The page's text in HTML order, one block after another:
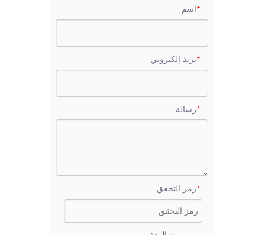
*اسم
*بريد إلكتروني
*رسالة
*رمز التحقق